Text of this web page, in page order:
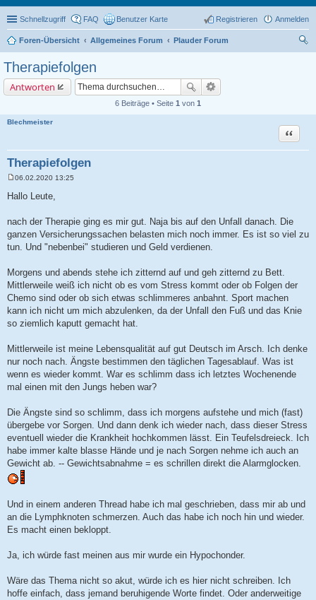
Schnellzugriff FAQ Benutzer Karte Anmelden
Registrieren
Foren-Übersicht Allgemeines Forum
Plauder Forum
Therapiefolgen
Antworten
6 Beiträge • Seite 1 von 1
Blechmeister
Therapiefolgen
Zitat
e
i
a
g
06.02.2020 13:25
Hallo Leute,
nach der Therapie ging es mir gut. Naja bis auf den Unfall danach. Die
ganzen Versicherungssachen belasten mich noch immer. Es ist so viel zu
tun. Und "nebenbei" studieren und Geld verdienen.
Morgens und abends stehe ich zitternd auf und geh zitternd zu Bett.
Mittlerweile weiß ich nicht ob es vom Stress kommt oder ob Folgen der
Chemo sind oder ob sich etwas schlimmeres anbahnt. Sport machen
kann ich nicht um mich abzulenken, da der Unfall den Fuß und das Knie
so ziemlich kaputt gemacht hat.
Mittlerweile ist meine Lebensqualität auf gut Deutsch im Arsch. Ich denke
nur noch nach. Ängste bestimmen den täglichen Tagesablauf. Was ist
wenn es wieder kommt. War es schlimm dass ich letztes Wochenende
mal einen mit den Jungs heben war?
Die Ängste sind so schlimm, dass ich morgens aufstehe und mich (fast)
übergebe vor Sorgen. Und dann denk ich wieder nach, dass dieser Stress
eventuell wieder die Krankheit hochkommen lässt. Ein Teufelsdreieck. Ich
habe immer kalte blasse Hände und je nach Sorgen nehme ich auch an
Gewicht ab. -- Gewichtsabnahme = es schrillen direkt die Alarmglocken.
Und in einem anderen Thread habe ich mal geschrieben, dass mir ab und
an die Lymphknoten schmerzen. Auch das habe ich noch hin und wieder.
Es macht einen bekloppt.
Ja, ich würde fast meinen aus mir wurde ein Hypochonder.
Wäre das Thema nicht so akut, würde ich es hier nicht schreiben. Ich
hoffe einfach, dass jemand beruhigende Worte findet. Oder anderweitige